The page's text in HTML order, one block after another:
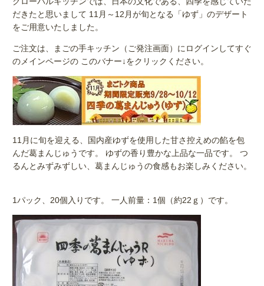
だきたと思いまして 11月～12月が旬となる「ゆず」のデザート
をご用意いたしました。
ご注文は、まごの手キッチン（ご発注画面）にログインしてすぐ
のメインページの このバナー↓をクリックください。
11月に旬を迎える、国内産ゆずを使用した甘さ控えめの餡を包
んだ葛まんじゅうです。 ゆずの香り豊かな上品な一品です。 つ
るんとみずみずしい、葛まんじゅうの食感もお楽しみください。
1パック、20個入りです。 一人前量：1個（約22ｇ）です。